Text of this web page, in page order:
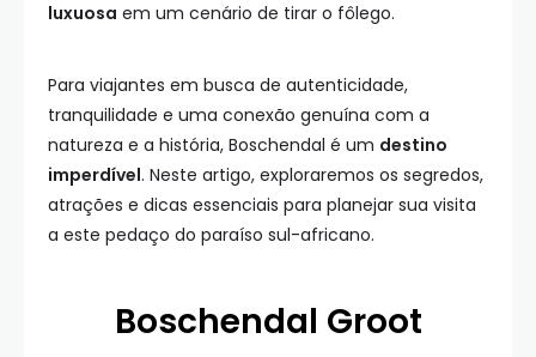
luxuosa em um cenário de tirar o fôlego.
Para viajantes em busca de autenticidade,
tranquilidade e uma conexão genuína com a
natureza e a história, Boschendal é um destino
imperdível. Neste artigo, exploraremos os segredos,
atrações e dicas essenciais para planejar sua visita
a este pedaço do paraíso sul-africano.
Boschendal Groot